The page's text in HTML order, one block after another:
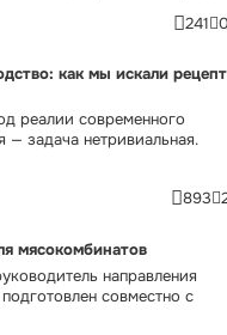
241
как мы искали рецепт
реалии современного
задача нетривиальная.
893
мясокомбинатов
направления
совместно с